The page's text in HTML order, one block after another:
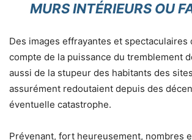
MURS INTÉRIEURS OU
Des images effrayantes et spectaculaires
compte de la puissance du tremblement
aussi de la stupeur des habitants des
assurément redoutaient depuis des
éventuelle catastrophe.
Prévenant, fort heureusement, nombres